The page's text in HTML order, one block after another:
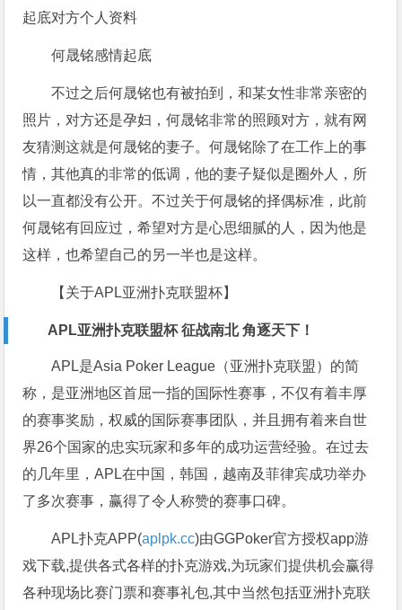
何晟铭感情起底
不过之后何晟铭也有被拍到，和某女性非常亲密的
照片，对方还是孕妇，何晟铭非常的照顾对方，就有网
友猜测这就是何晟铭的妻子。何晟铭除了在工作上的事
情，其他真的非常的低调，他的妻子疑似是圈外人，所
以一直都没有公开。不过关于何晟铭的择偶标准，此前
何晟铭有回应过，希望对方是心思细腻的人，因为他是
这样，也希望自己的另一半也是这样。
【关于APL亚洲扑克联盟杯】
APL亚洲扑克联盟杯 征战南北 角逐天下！
APL是Asia Poker League（亚洲扑克联盟）的简
称，是亚洲地区首屈一指的国际性赛事，不仅有着丰厚
的赛事奖励，权威的国际赛事团队，并且拥有着来自世
界26个国家的忠实玩家和多年的成功运营经验。在过去
的几年里，APL在中国，韩国，越南及菲律宾成功举办
了多次赛事，赢得了令人称赞的赛事口碑。
APL扑克APP(aplpk.cc)由GGPoker官方授权app游
戏下载,提供各式各样的扑克游戏,为玩家们提供机会赢得
各种现场比赛门票和赛事礼包,其中当然包括亚洲扑克联